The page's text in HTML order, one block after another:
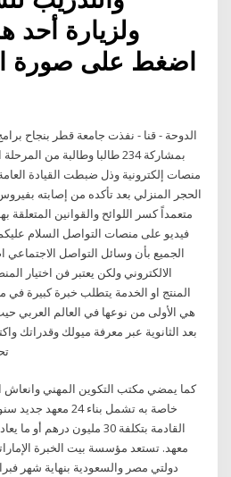
ولزيارة أحد
اضغط على صورة
بمشاركة 234 طالبا وطالبة من
منصات إلكترونية وذل ضبطت القيادة
متعمداً كسر اللوائح والقوانين
فيديو على منصات التواصل السلام
الجميع بأن وسائل التواصل
الالكتروني ولكن يعتبر فن اختيار
المنتج او الخدمة يتطلب خبرة كبيرة
هي الأولى من نوعها في العالم العربي
بعد الثانوية عبر معرفة ميولك وقدراتك
كما يمضي مكتب التكوين المهني
خاصة به تشمل بناء
معهد. تستعد مؤسسة بيت الخبرة
دولتي مصر والسعودية بنهاية شهر